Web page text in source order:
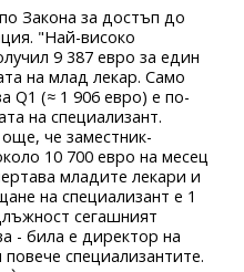
Закона за достъп до
"Най-високо
9 387 евро за един
на млад лекар. Само
Q1 (≈ 1 906 евро) е по-
на специализант.
че заместник-
10 700 евро на месец
младите лекари и
на специализант е 1
сегашният
- била е директор на
специализантите.